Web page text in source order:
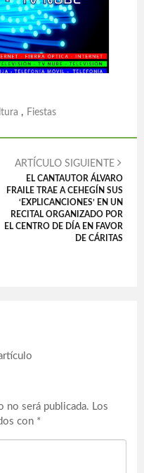
, Fiestas
ARTÍCULO SIGUIENTE
EL CANTAUTOR ÁLVARO
FRAILE TRAE A CEHEGÍN SUS
‘EXPLICANCIONES’ EN UN
RECITAL ORGANIZADO POR
EL CENTRO DE DÍA EN FAVOR
DE CÁRITAS
no será publicada. Los
con *